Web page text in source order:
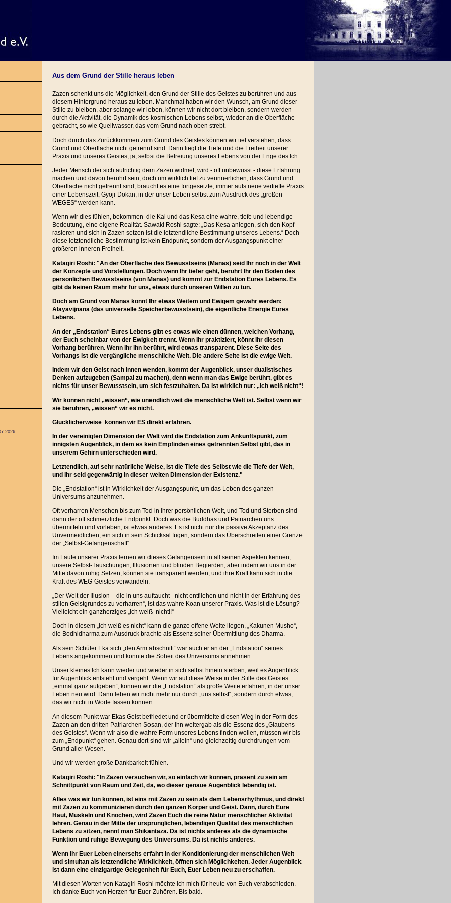
Aus dem Grund der Stille heraus leben
Zazen schenkt uns die Möglichkeit, den Grund der Stille des Geistes zu berühren und aus
diesem Hintergrund heraus zu leben. Manchmal haben wir den Wunsch, am Grund dieser
Stille zu bleiben, aber solange wir leben, können wir nicht dort bleiben, sondern werden
durch die Aktivität, die Dynamik des kosmischen Lebens selbst, wieder an die Oberfläche
gebracht, so wie Quellwasser, das vom Grund nach oben strebt.
Doch durch das Zurückkommen zum Grund des Geistes können wir tief verstehen, dass
Grund und Oberfläche nicht getrennt sind. Darin liegt die Tiefe und die Freiheit unserer
Praxis und unseres Geistes, ja, selbst die Befreiung unseres Lebens von der Enge des Ich.
Jeder Mensch der sich aufrichtig dem Zazen widmet, wird - oft unbewusst - diese Erfahrung
machen und davon berührt sein, doch um wirklich tief zu verinnerlichen, dass Grund und
Oberfläche nicht getrennt sind, braucht es eine fortgesetzte, immer aufs neue vertiefte Praxis
einer Lebenszeit, Gyoji-Dokan, in der unser Leben selbst zum Ausdruck des „großen
WEGES“ werden kann.
Wenn wir dies fühlen, bekommen die Kai und das Kesa eine wahre, tiefe und lebendige
Bedeutung, eine eigene Realität. Sawaki Roshi sagte: „Das Kesa anlegen, sich den Kopf
rasieren und sich in Zazen setzen ist die letztendliche Bestimmung unseres Lebens.“ Doch
diese letztendliche Bestimmung ist kein Endpunkt, sondern der Ausgangspunkt einer
größeren inneren Freiheit.
Katagiri Roshi: "An der Oberfläche des Bewusstseins (Manas) seid Ihr noch in der Welt
der Konzepte und Vorstellungen. Doch wenn Ihr tiefer geht, berührt Ihr den Boden des
persönlichen Bewusstseins (von Manas) und kommt zur Endstation Eures Lebens. Es
gibt da keinen Raum mehr für uns, etwas durch unseren Willen zu tun.
Doch am Grund von Manas könnt Ihr etwas Weitem und Ewigem gewahr werden:
Alayavijnana (das universelle Speicherbewusstsein), die eigentliche Energie Eures
Lebens.
An der „Endstation“ Eures Lebens gibt es etwas wie einen dünnen, weichen Vorhang,
der Euch scheinbar von der Ewigkeit trennt. Wenn Ihr praktiziert, könnt Ihr diesen
Vorhang berühren. Wenn Ihr ihn berührt, wird etwas transparent. Diese Seite des
Vorhangs ist die vergängliche menschliche Welt. Die andere Seite ist die ewige Welt.
Indem wir den Geist nach innen wenden, kommt der Augenblick, unser dualistisches
Denken aufzugeben (Sampai zu machen), denn wenn man das Ewige berührt, gibt es
nichts für unser Bewusstsein, um sich festzuhalten. Da ist wirklich nur: „Ich weiß nicht“!
Wir können nicht „wissen“, wie unendlich weit die menschliche Welt ist. Selbst wenn wir
sie berühren, „wissen“ wir es nicht.
Glücklicherweise können wir ES direkt erfahren.
In der vereinigten Dimension der Welt wird die Endstation zum Ankunftspunkt, zum
innigsten Augenblick, in dem es kein Empfinden eines getrennten Selbst gibt, das in
unserem Gehirn unterschieden wird.
Letztendlich, auf sehr natürliche Weise, ist die Tiefe des Selbst wie die Tiefe der Welt,
und Ihr seid gegenwärtig in dieser weiten Dimension der Existenz."
Die „Endstation“ ist in Wirklichkeit der Ausgangspunkt, um das Leben des ganzen
Universums anzunehmen.
Oft verharren Menschen bis zum Tod in ihrer persönlichen Welt, und Tod und Sterben sind
dann der oft schmerzliche Endpunkt. Doch was die Buddhas und Patriarchen uns
übermitteln und vorleben, ist etwas anderes. Es ist nicht nur die passive Akzeptanz des
Unvermeidlichen, ein sich in sein Schicksal fügen, sondern das Überschreiten einer Grenze
der „Selbst-Gefangenschaft“.
Im Laufe unserer Praxis lernen wir dieses Gefangensein in all seinen Aspekten kennen,
unsere Selbst-Täuschungen, Illusionen und blinden Begierden, aber indem wir uns in der
Mitte davon ruhig Setzen, können sie transparent werden, und ihre Kraft kann sich in die
Kraft des WEG-Geistes verwandeln.
„Der Welt der Illusion – die in uns auftaucht - nicht entfliehen und nicht in der Erfahrung des
stillen Geistgrundes zu verharren“, ist das wahre Koan unserer Praxis. Was ist die Lösung?
Vielleicht ein ganzherziges „Ich weiß nicht!!“
Doch in diesem „Ich weiß es nicht“ kann die ganze offene Weite liegen, „Kakunen Musho“,
die Bodhidharma zum Ausdruck brachte als Essenz seiner Übermittlung des Dharma.
Als sein Schüler Eka sich „den Arm abschnitt“ war auch er an der „Endstation“ seines
Lebens angekommen und konnte die Soheit des Universums annehmen.
Unser kleines Ich kann wieder und wieder in sich selbst hinein sterben, weil es Augenblick
für Augenblick entsteht und vergeht. Wenn wir auf diese Weise in der Stille des Geistes
„einmal ganz aufgeben“, können wir die „Endstation“ als große Weite erfahren, in der unser
Leben neu wird. Dann leben wir nicht mehr nur durch „uns selbst“, sondern durch etwas,
das wir nicht in Worte fassen können.
An diesem Punkt war Ekas Geist befriedet und er übermittelte diesen Weg in der Form des
Zazen an den dritten Patriarchen Sosan, der ihn weitergab als die Essenz des „Glaubens
des Geistes“. Wenn wir also die wahre Form unseres Lebens finden wollen, müssen wir bis
zum „Endpunkt“ gehen. Genau dort sind wir „allein“ und gleichzeitig durchdrungen vom
Grund aller Wesen.
Und wir werden große Dankbarkeit fühlen.
Katagiri Roshi: "In Zazen versuchen wir, so einfach wir können, präsent zu sein am
Schnittpunkt von Raum und Zeit, da, wo dieser genaue Augenblick lebendig ist.
Alles was wir tun können, ist eins mit Zazen zu sein als dem Lebensrhythmus, und direkt
mit Zazen zu kommunizieren durch den ganzen Körper und Geist. Dann, durch Eure
Haut, Muskeln und Knochen, wird Zazen Euch die reine Natur menschlicher Aktivität
lehren. Genau in der Mitte der ursprünglichen, lebendigen Qualität des menschlichen
Lebens zu sitzen, nennt man Shikantaza. Da ist nichts anderes als die dynamische
Funktion und ruhige Bewegung des Universums. Da ist nichts anderes.
Wenn Ihr Euer Leben einerseits erfahrt in der Konditionierung der menschlichen Welt
und simultan als letztendliche Wirklichkeit, öffnen sich Möglichkeiten. Jeder Augenblick
ist dann eine einzigartige Gelegenheit für Euch, Euer Leben neu zu erschaffen.
Mit diesen Worten von Katagiri Roshi möchte ich mich für heute von Euch verabschieden.
Ich danke Euch von Herzen für Euer Zuhören. Bis bald.
2026